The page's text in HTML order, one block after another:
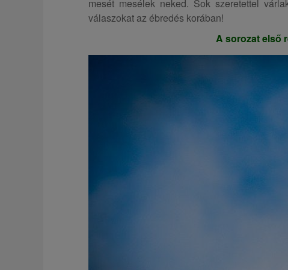
mesét mesélek neked. Sok szeretettel
válaszokat az ébredés korában!
A sorozat első